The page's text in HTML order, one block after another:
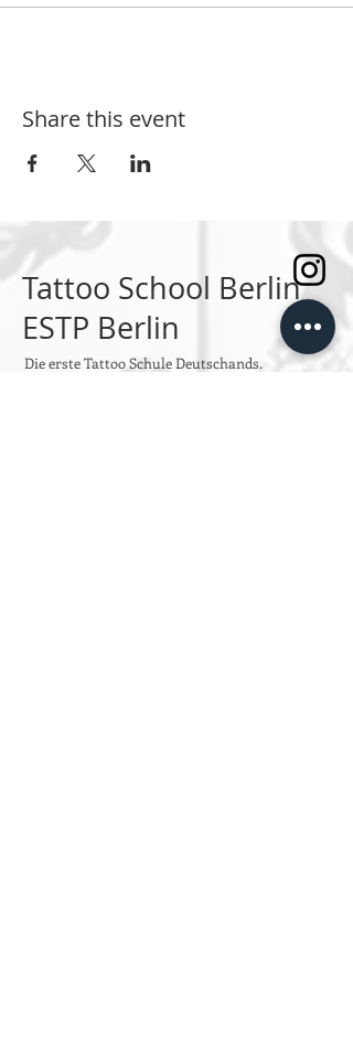
Share this event
Tattoo School Berlin
ESTP Berlin
Die erste Tattoo Schule Deutschands.